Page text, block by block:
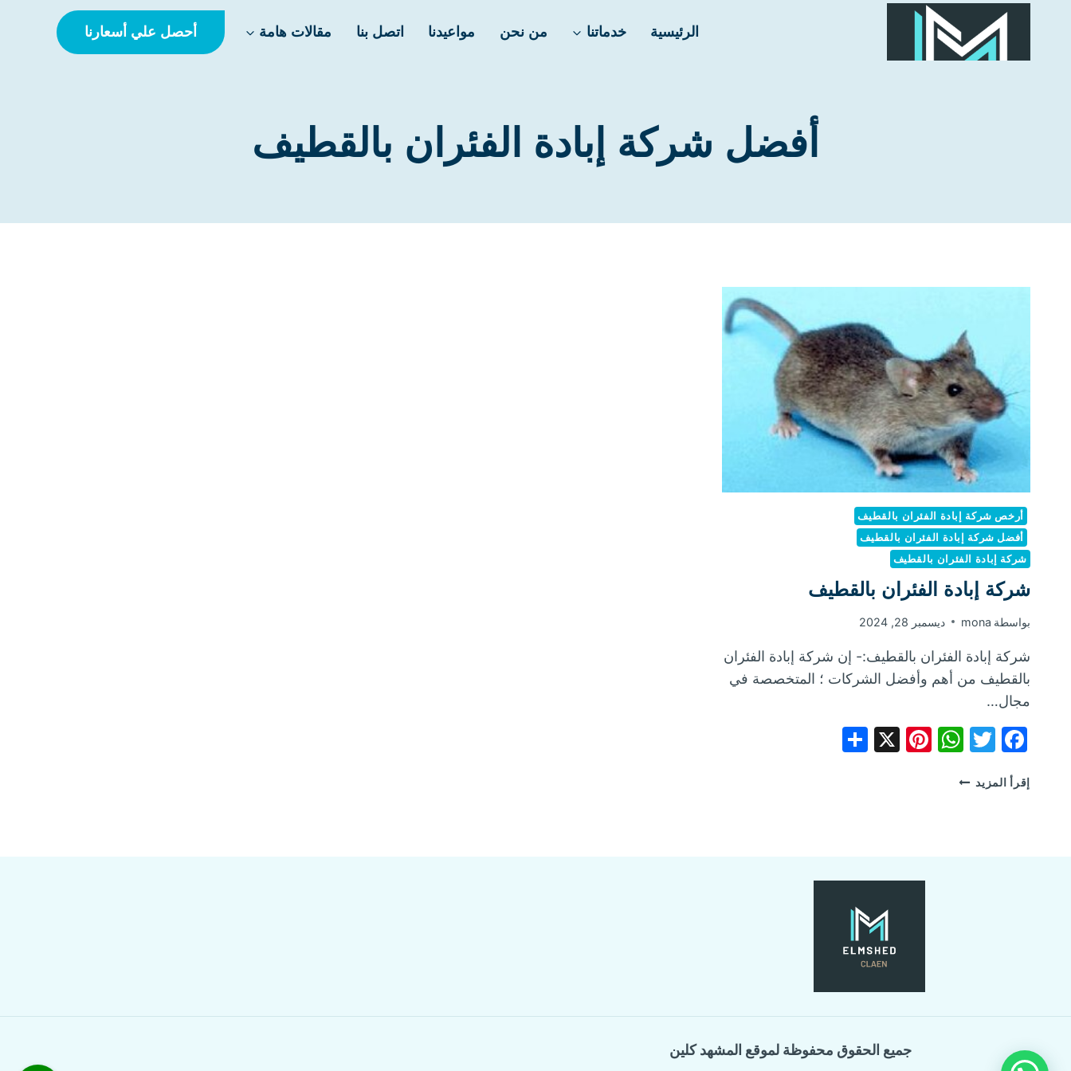
الرئيسية خدماتنا من نحن مواعيدنا اتصل بنا مقالات هامة أحصل علي أسعارنا
أفضل شركة إبادة الفئران بالقطيف
أرخص شركة إبادة الفئران بالقطيف
أفضل شركة إبادة الفئران بالقطيف
شركة إبادة الفئران بالقطيف
شركة إبادة الفئران بالقطيف
بواسطة mona ديسمبر 28, 2024
شركة إبادة الفئران بالقطيف:- إن شركة إبادة الفئران
بالقطيف من أهم وأفضل الشركات ؛ المتخصصة في
مجال…
Facebook
Twitter
WhatsApp
Pinterest
X
إقرأ المزيد شركة
جميع الحقوق محفوظة لموقع المشهد كلين